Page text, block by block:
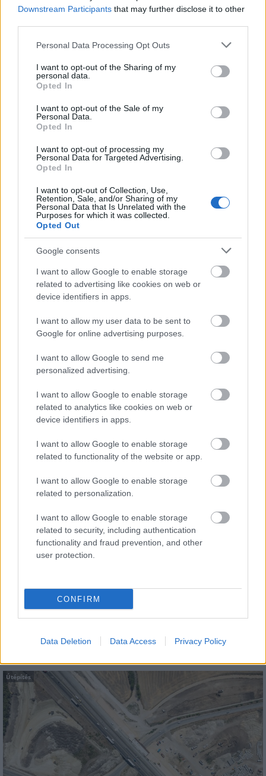
Downstream Participants that may further disclose it to other
Please note that this website/app uses one or more Google
not limited to your visit or usage behaviour. You may click to
grant or deny consent to Google and its third-party tags to
use your data for below specified purposes in below Google
consent section.
Personal Data Processing Opt Outs
I want to opt-out of the Sharing of my
personal data.
Opted In
I want to opt-out of the Sale of my
Personal Data.
Opted In
I want to opt-out of processing my
Personal Data for Targeted Advertising.
Opted In
I want to opt-out of Collection, Use,
Retention, Sale, and/or Sharing of my
Personal Data that Is Unrelated with the
Purposes for which it was collected.
Opted Out
Google consents
I want to allow Google to enable storage
related to advertising like cookies on web or
device identifiers in apps.
I want to allow my user data to be sent to
Google for online advertising purposes.
I want to allow Google to send me
personalized advertising.
I want to allow Google to enable storage
related to analytics like cookies on web or
device identifiers in apps.
I want to allow Google to enable storage
related to functionality of the website or app.
I want to allow Google to enable storage
related to personalization.
I want to allow Google to enable storage
related to security, including authentication
functionality and fraud prevention, and other
user protection.
CONFIRM
Data Deletion Data Access Privacy Policy
Hódmezővásárhely
Másfélszeresére bővítik Hódmezővásárhely jó hírű
református iskoláját
kivitelezheti; a munkák csaknem egy évig tartanak majd.
Paks paksi atomerőmű Paks II. Atomerőmű Zrt.
Paks II.: Mit jelent az 5. blokk új mérföldköve a
felülvizsgálat árnyékában?
Megkezdődött az 5. blokk reaktorépületének alaplemez-
kivitelezése, miközben a felülvizsgálat arra keresi a választ,
hogy a megváltozott gazdasági és geopolitikai környezetben
milyen feltételek mellett érdemes továbbvinni Magyarország
Mohács a csata ötszázadik
évfordulójára
közelében lévő logisztikai bázis út- és
közműhálózatának fejlesztése
Útépítés